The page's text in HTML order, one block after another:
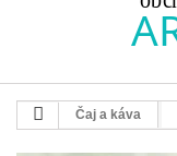
Čaj a káva